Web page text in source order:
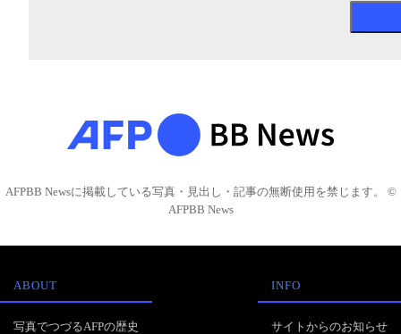
AFPBB Newsに掲載している写真・見出し・記事の無断使用を禁じます。 ©
AFPBB News
ABOUT
写真でつづるAFPの歴史
INFO
サイトからのお知らせ